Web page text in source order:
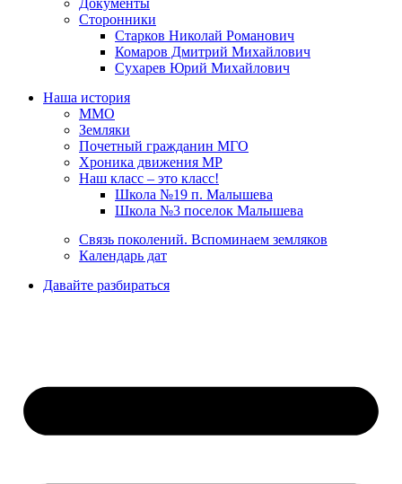
Документы
Сторонники
Старков Николай Романович
Комаров Дмитрий Михайлович
Сухарев Юрий Михайлович
Наша история
ММО
Земляки
Почетный гражданин МГО
Хроника движения МР
Наш класс – это класс!
Школа №19 п. Малышева
Школа №3 поселок Малышева
Связь поколений. Вспоминаем земляков
Календарь дат
Давайте разбираться